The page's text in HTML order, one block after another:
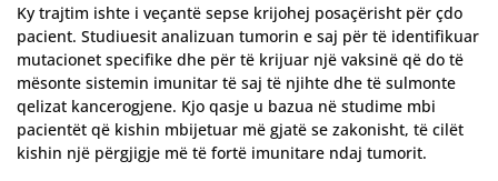
Ky trajtim ishte i veçantë sepse krijohej posaçërisht për çdo
pacient. Studiuesit analizuan tumorin e saj për të identifikuar
mutacionet specifike dhe për të krijuar një vaksinë që do të
mësonte sistemin imunitar të saj të njihte dhe të sulmonte
qelizat kancerogjene. Kjo qasje u bazua në studime mbi
pacientët që kishin mbijetuar më gjatë se zakonisht, të cilët
kishin një përgjigje më të fortë imunitare ndaj tumorit.